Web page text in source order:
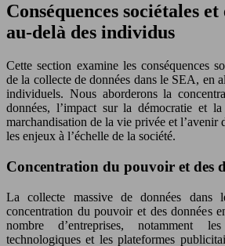
Conséquences sociétales
au-delà des individus
Cette section examine les conséquences
de la collecte de données dans le SEA, en
individuels. Nous aborderons la
données, l’impact sur la démocratie et
marchandisation de la vie privée et l’avenir
les enjeux à l’échelle de la société.
Concentration du pouvoir et des
La collecte massive de données
concentration du pouvoir et des données
nombre d’entreprises, notamment
technologiques et les plateformes